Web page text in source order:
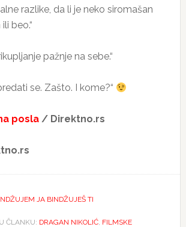
razlike, da li je neko siromašan
beo.“
pažnje na sebe.“
se. Zašto. I kome?“
posla/ Direktno.rs
JA BINDŽUJEŠ TI
ČLANKU: DRAGAN NIKOLIĆ, FILMSKE